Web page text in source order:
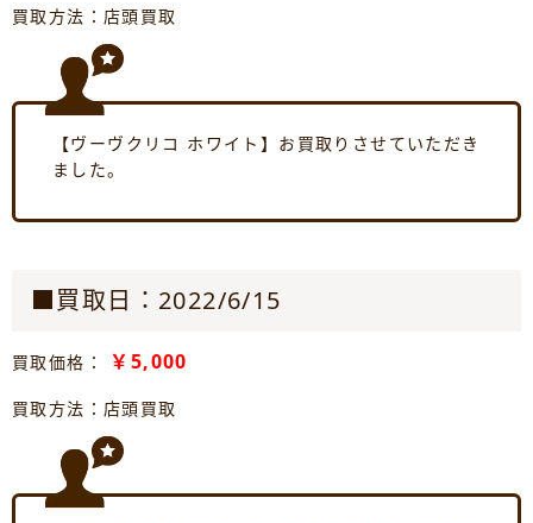
買取方法：店頭買取
【ヴーヴクリコ ホワイト】お買取りさせていただき
ました。
■買取日：2022/6/15
買取価格： ￥5,000
買取方法：店頭買取